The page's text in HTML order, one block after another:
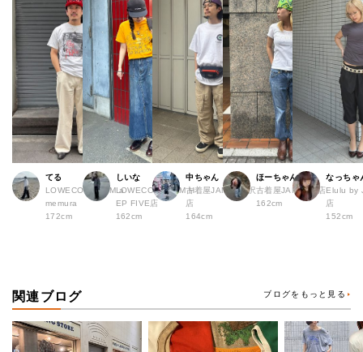
てる
LOWECO by JAM a
memura
172cm
しいな
LOWECO by JAM H
EP FIVE店
162cm
中ちゃん
古着屋JAM 下北沢
店
164cm
ほーちゃん
古着屋JAM 広島店
162cm
なっちゃ
Elulu by
店
152cm
関連ブログ ブログをもっと見る